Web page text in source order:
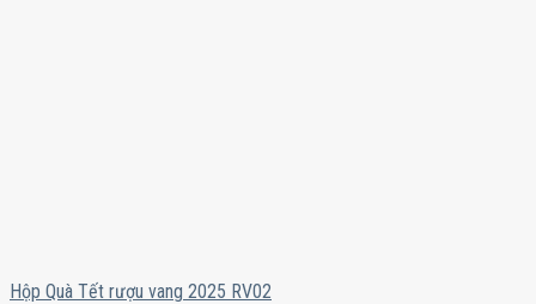
Hộp Quà Tết rượu vang 2025 RV02